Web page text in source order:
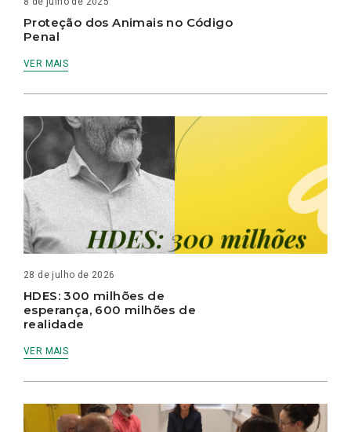
Proteção dos Animais no Código
Penal
VER MAIS
28 de julho de 2026
HDES: 300 milhões de
esperança, 600 milhões de
realidade
VER MAIS